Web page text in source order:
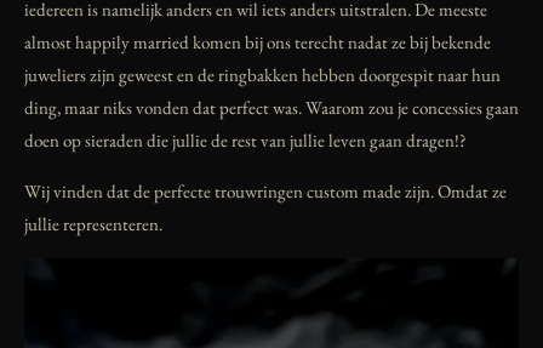
iedereen is namelijk anders en wil iets anders uitstralen. De meeste
almost happily married komen bij ons terecht nadat ze bij bekende
juweliers zijn geweest en de ringbakken hebben doorgespit naar hun
ding, maar niks vonden dat perfect was. Waarom zou je concessies gaan
doen op sieraden die jullie de rest van jullie leven gaan dragen!?
Wij vinden dat de perfecte trouwringen custom made zijn. Omdat ze
jullie representeren.